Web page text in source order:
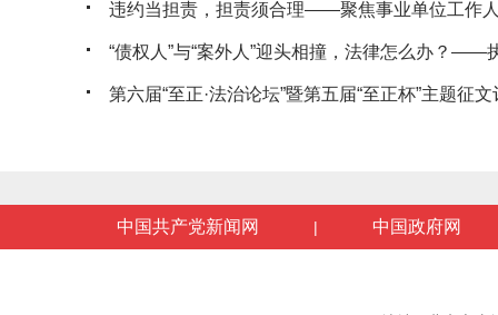
违约当担责，担责须合理——聚焦事业单位工作
“债权人”与“案外人”迎头相撞，法律怎么办？——
第六届“至正·法治论坛”暨第五届“至正杯”主题征文
中国共产党新闻网 | 中国政府网